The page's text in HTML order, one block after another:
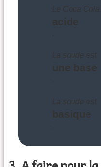
Le Coca Cola
acide
La soude est
une base
La soude est
basique